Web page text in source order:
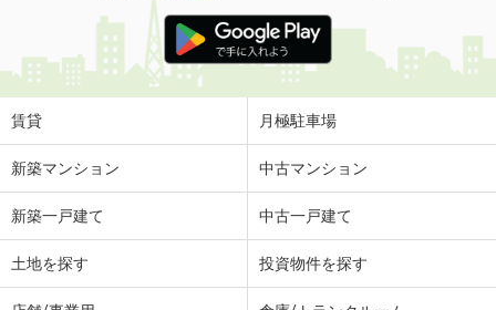
賃貸 月極駐車場
新築マンション 中古マンション
新築一戸建て 中古一戸建て
土地を探す 投資物件を探す